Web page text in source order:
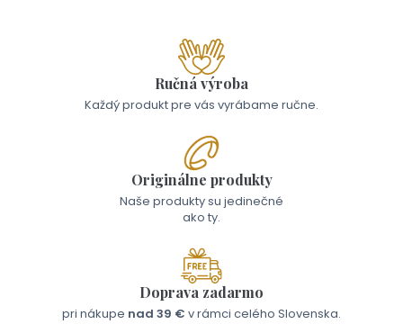
Ručná výroba
Každý produkt pre vás vyrábame ručne.
Originálne produkty
Naše produkty su jedinečné
ako ty.
Doprava zadarmo
pri nákupe nad 39 € v rámci celého Slovenska.